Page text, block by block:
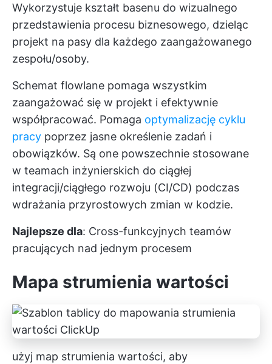
Wykorzystuje kształt basenu do wizualnego
przedstawienia procesu biznesowego, dzieląc
projekt na pasy dla każdego zaangażowanego
zespołu/osoby.
Schemat flowlane pomaga wszystkim
zaangażować się w projekt i efektywnie
współpracować. Pomaga optymalizację cyklu
pracy poprzez jasne określenie zadań i
obowiązków. Są one powszechnie stosowane
w teamach inżynierskich do ciągłej
integracji/ciągłego rozwoju (CI/CD) podczas
wdrażania przyrostowych zmian w kodzie.
Najlepsze dla: Cross-funkcyjnych teamów
pracujących nad jednym procesem
Mapa strumienia wartości
użyj map strumienia wartości, aby